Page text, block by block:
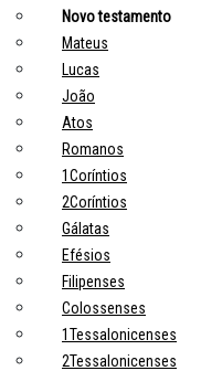
Novo testamento
Mateus
Lucas
João
Atos
Romanos
1Coríntios
2Coríntios
Gálatas
Efésios
Filipenses
Colossenses
1Tessalonicenses
2Tessalonicenses